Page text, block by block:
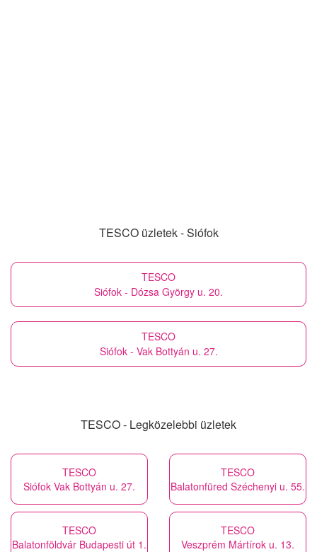
TESCO üzletek - Siófok
TESCO
Siófok - Dózsa György u. 20.
TESCO
Siófok - Vak Bottyán u. 27.
TESCO - Legközelebbi üzletek
TESCO
Siófok Vak Bottyán u. 27.
TESCO
Balatonfüred Széchenyi u. 55.
TESCO
Balatonföldvár Budapesti út 1.
TESCO
Veszprém Mártírok u. 13.